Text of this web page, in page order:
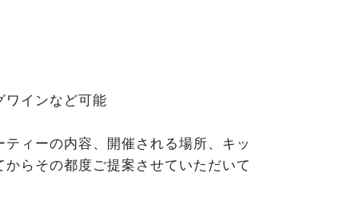
ワインなど可能
ィーの内容、開催される場所、キッ
らその都度ご提案させていただいて